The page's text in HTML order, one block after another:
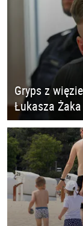
Gryps z
Łukasza Żaka